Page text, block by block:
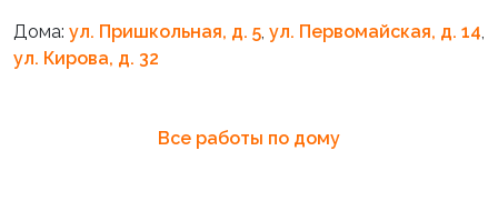
Дома: ул. Пришкольная, д. 5, ул. Первомайская, д. 14,
ул. Кирова, д. 32
Все работы по дому